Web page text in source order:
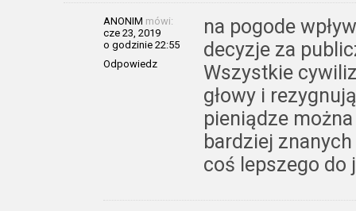
ANONIM mówi:
cze 23, 2019
o godzinie 22:55
Odpowiedz
na pogode
decyzje za
Wszystkie
głowy i
pieniądze
bardziej
coś lepszego do